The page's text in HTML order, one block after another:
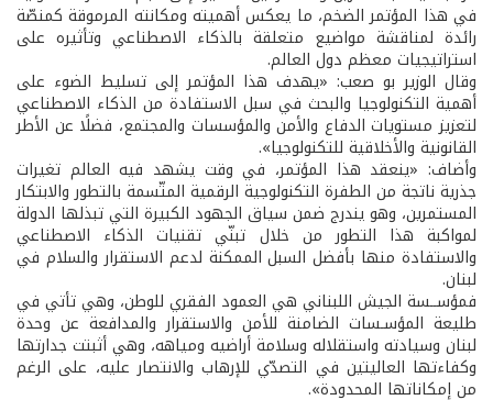
في هذا المؤتمر الضخم، ما يعكس أهميته ومكانته المرموقة كمنصّة
رائدة لمناقشة مواضيع متعلقة بالذكاء الاصطناعي وتأثيره على
استراتيجيات معظم دول العالم.
وقال الوزير بو صعب: «يهدف هذا المؤتمر إلى تسليط الضوء على
أهمية التكنولوجيا والبحث في سبل الاستفادة من الذكاء الاصطناعي
لتعزيز مستويات الدفاع والأمن والمؤسسات والمجتمع، فضلًا عن الأطر
القانونية والأخلاقية للتكنولوجيا».
وأضاف: «ينعقد هذا المؤتمر، في وقت يشهد فيه العالم تغيرات
جذرية ناتجة من الطفرة التكنولوجية الرقمية المتّسمة بالتطور والابتكار
المستمرين، وهو يندرج ضمن سياق الجهود الكبيرة التي تبذلها الدولة
لمواكبة هذا التطور من خلال تبنّي تقنيات الذكاء الاصطناعي
والاستفادة منها بأفضل السبل الممكنة لدعم الاستقرار والسلام في
لبنان.
فمؤســسة الجيش اللبناني هي العمود الفقري للوطن، وهي تأتي في
طليعة المؤسـسات الضامنة للأمن والاستقرار والمدافعة عن وحدة
لبنان وسيادته واستقلاله وسلامة أراضيه ومياهه، وهي أثبتت جدارتها
وكفاءتها العاليتين في التصدّي للإرهاب والانتصار عليه، على الرغم
من إمكاناتها المحدودة».